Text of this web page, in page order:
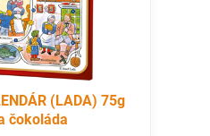
(LADA) 75g
čokoláda